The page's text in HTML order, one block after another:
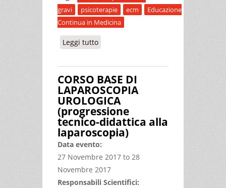
gravi
psicoterapie ecm
Educazione
Continua in Medicina
Leggi tutto
PSICOTERAPIE A CONFRONTO
CORSO BASE DI
LAPAROSCOPIA
UROLOGICA
(progressione
tecnico-didattica alla
laparoscopia)
Data evento:
27 Novembre 2017 to 28
Novembre 2017
Responsabili Scientifici: